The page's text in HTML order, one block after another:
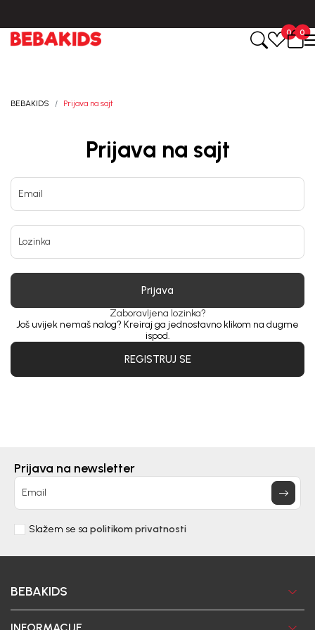
0 0
BEBAKIDS Prijava na sajt
Prijava na sajt
Email
Lozinka
Prijava
Zaboravljena lozinka?
Još uvijek nemaš nalog? Kreiraj ga jednostavno klikom na dugme
ispod.
REGISTRUJ SE
Prijava na newsletter
Email
Slažem se sa politikom privatnosti
BEBAKIDS